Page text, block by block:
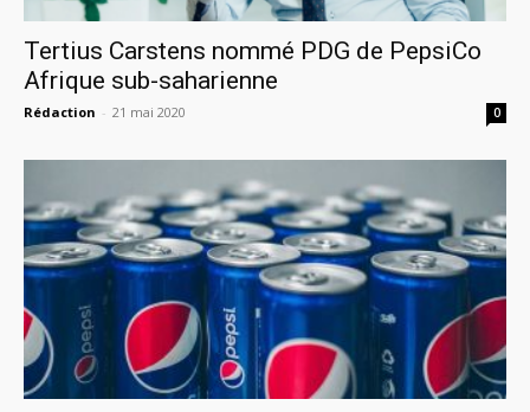
Tertius Carstens nommé PDG de PepsiCo
Afrique sub-saharienne
Rédaction - 21 mai 2020 0